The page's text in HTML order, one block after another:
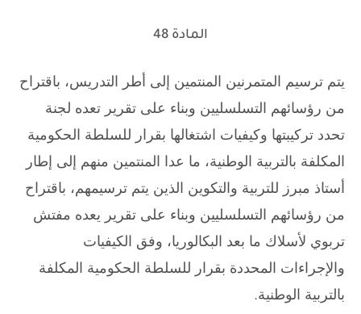
المادة 48
يتم ترسيم المتمرنين المنتمين إلى أطر التدريس، باقتراح
من رؤسائهم التسلسليين وبناء على تقرير تعده لجنة
تحدد تركيبتها وكيفيات اشتغالها بقرار للسلطة الحكومية
المكلفة بالتربية الوطنية، ما عدا المنتمين منهم إلى إطار
أستاذ مبرز للتربية والتكوين الذين يتم ترسيمهم، باقتراح
من رؤسائهم التسلسليين وبناء على تقرير يعده مفتش
تربوي لأسلاك ما بعد البكالوريا، وفق الكيفيات
والإجراءات المحددة بقرار للسلطة الحكومية المكلفة
بالتربية الوطنية.